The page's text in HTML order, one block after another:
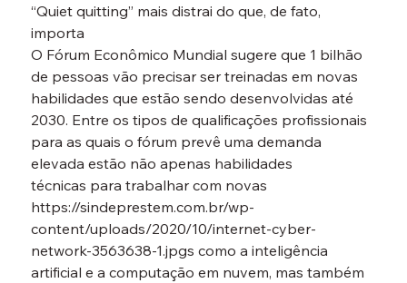
“Quiet quitting” mais distrai do que, de fato,
importa
O Fórum Econômico Mundial sugere que 1 bilhão
de pessoas vão precisar ser treinadas em novas
habilidades que estão sendo desenvolvidas até
2030. Entre os tipos de qualificações profissionais
para as quais o fórum prevê uma demanda
elevada estão não apenas habilidades
técnicas para trabalhar com novas
https://sindeprestem.com.br/wp-
content/uploads/2020/10/internet-cyber-
network-3563638-1.jpgs como a inteligência
artificial e a computação em nuvem, mas também